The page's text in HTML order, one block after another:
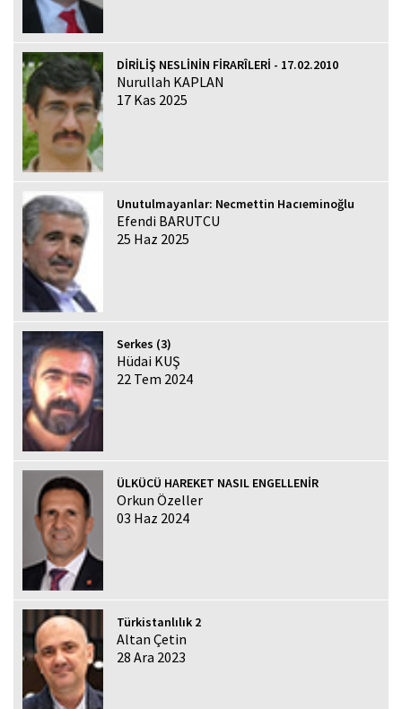
DİRİLİŞ NESLİNİN FİRARÎLERİ - 17.02.2010
Nurullah KAPLAN
17 Kas 2025
Unutulmayanlar: Necmettin Hacıeminoğlu
Efendi BARUTCU
25 Haz 2025
Serkes (3)
Hüdai KUŞ
22 Tem 2024
ÜLKÜCÜ HAREKET NASIL ENGELLENİR
Orkun Özeller
03 Haz 2024
Türkistanlılık 2
Altan Çetin
28 Ara 2023